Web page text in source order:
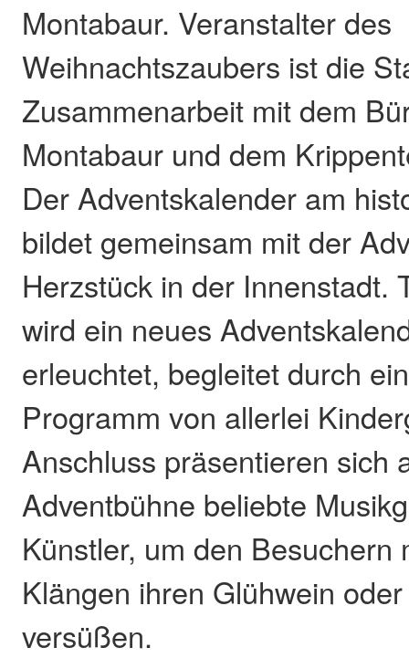
Montabaur. Veranstalter des
Weihnachtszaubers ist die
Zusammenarbeit mit dem
Montabaur und dem
Der Adventskalender am
bildet gemeinsam mit der
Herzstück in der Innenstadt.
wird ein neues
erleuchtet, begleitet durch
Programm von allerlei
Anschluss präsentieren sich
Adventbühne beliebte
Künstler, um den Besuchern
Klängen ihren Glühwein
versüßen.